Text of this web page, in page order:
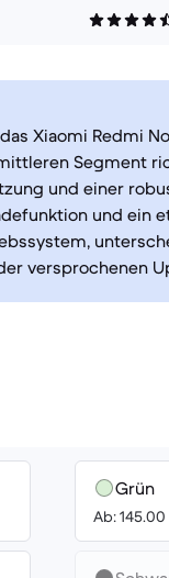
Xiaomi Redmi
Segment
und einer
und ein
versprochenen
Grün
Ab: 145.00